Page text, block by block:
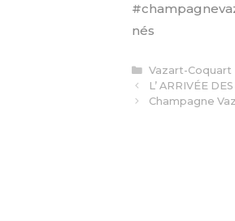
nés
Catégories
Vazart-Coquart
L’ ARRIVÉE
Champagne